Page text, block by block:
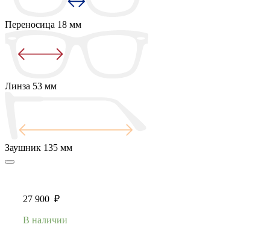
Переносица 18 мм
Линза 53 мм
Заушник 135 мм
27 900 ₽
В наличии